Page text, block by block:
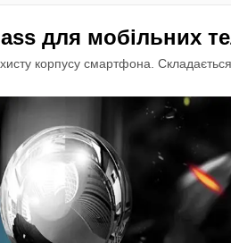
для мобільних
корпусу смартфона.